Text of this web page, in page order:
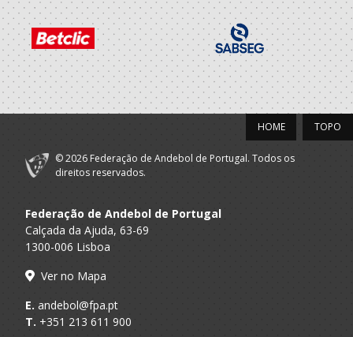
TOPO
HOME
© 2026 Federação de Andebol de Portugal. Todos os
direitos reservados.
Federação de Andebol de Portugal
Calçada da Ajuda, 63-69
1300-006 Lisboa
Ver no Mapa
E. andebol@fpa.pt
T. +351 213 611 900